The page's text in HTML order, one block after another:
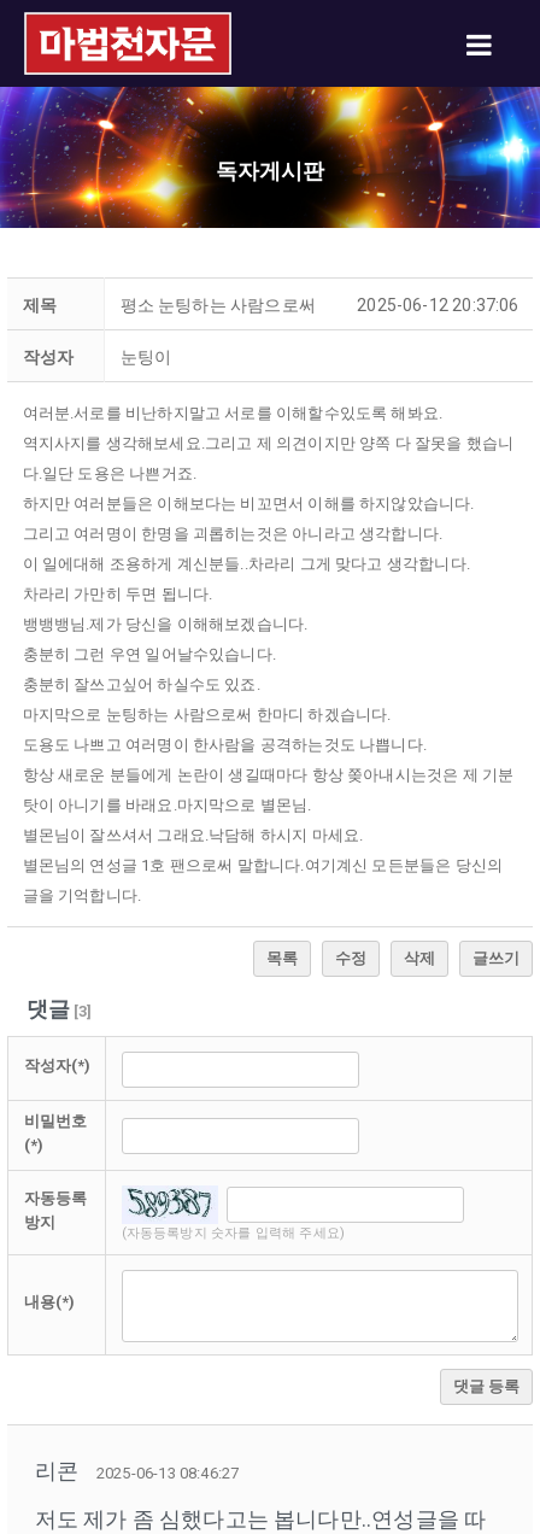
독자게시판
제목 평소 눈팅하는 사람으로써 2025-06-12 20:37:06
작성자 눈팅이
여러분.서로를 비난하지말고 서로를 이해할수있도록 해봐요.
역지사지를 생각해보세요.그리고 제 의견이지만 양쪽 다 잘못을 했습니
다.일단 도용은 나쁜거죠.
하지만 여러분들은 이해보다는 비꼬면서 이해를 하지않았습니다.
그리고 여러명이 한명을 괴롭히는것은 아니라고 생각합니다.
이 일에대해 조용하게 계신분들..차라리 그게 맞다고 생각합니다.
차라리 가만히 두면 됩니다.
뱅뱅뱅님.제가 당신을 이해해보겠습니다.
충분히 그런 우연 일어날수있습니다.
충분히 잘쓰고싶어 하실수도 있죠.
마지막으로 눈팅하는 사람으로써 한마디 하겠습니다.
도용도 나쁘고 여러명이 한사람을 공격하는것도 나쁩니다.
항상 새로운 분들에게 논란이 생길때마다 항상 쫒아내시는것은 제 기분
탓이 아니기를 바래요.마지막으로 별몬님.
별몬님이 잘쓰셔서 그래요.낙담해 하시지 마세요.
별몬님의 연성글 1호 팬으로써 말합니다.여기계신 모든분들은 당신의
글을 기억합니다.
목록 수정 삭제 글쓰기
댓글[3]
작성자(*)
비밀번호
(*)
자동등록
방지
(자동등록방지 숫자를 입력해 주세요)
내용(*)
댓글 등록
리콘 2025-06-13 08:46:27
저도 제가 좀 심했다고는 봅니다만..연성글을 따